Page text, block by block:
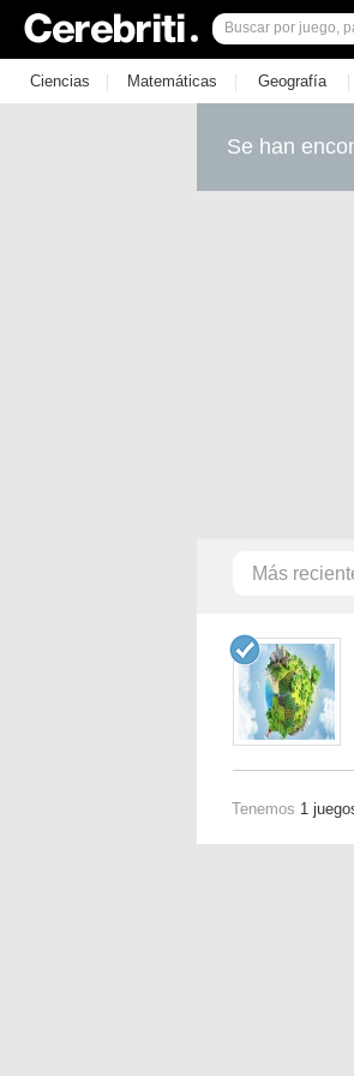
Ciencias | Matemáticas | Geografía |
Se han
Más
Tenemos 1